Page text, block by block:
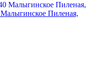
Малыгинское Пиленая,